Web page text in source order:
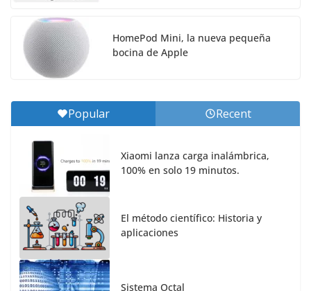
HomePod Mini, la nueva pequeña
bocina de Apple
Popular Recent
Xiaomi lanza carga inalámbrica,
100% en solo 19 minutos.
El método científico: Historia y
aplicaciones
Sistema Octal